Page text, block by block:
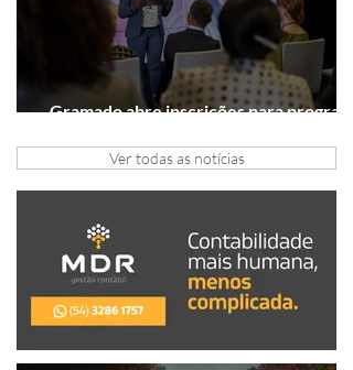
Gramado abre inscrições para programa
Ver todas as notícias